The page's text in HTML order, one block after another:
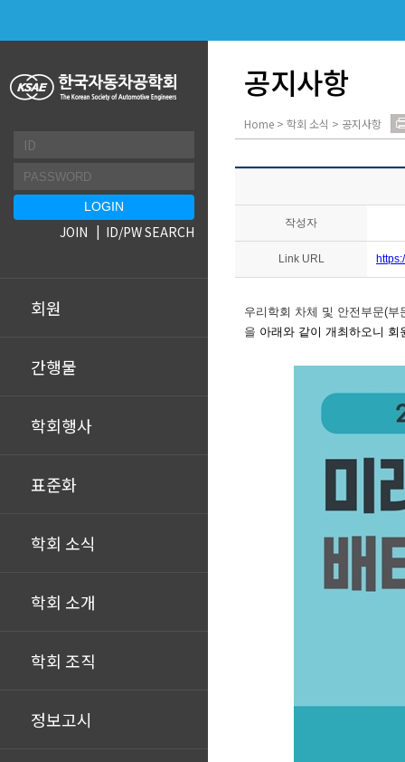
회원
간행물
학회행사
표준화
학회 소식
학회 소개
학회 조직
정보고시
JOIN ID/PW SEARCH
공지사항
Home > 학회 소식 > 공지사항
작성자
Link URL
우리학회 차체 및 안전부문(
을 아래와 같이 개최하오니